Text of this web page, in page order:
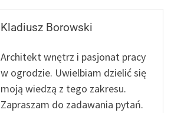
Kladiusz Borowski
Architekt wnętrz i pasjonat pracy
w ogrodzie. Uwielbiam dzielić się
moją wiedzą z tego zakresu.
Zapraszam do zadawania pytań.